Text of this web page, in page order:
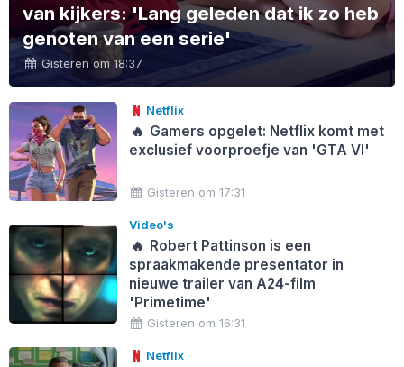
van kijkers: 'Lang geleden dat ik zo heb
genoten van een serie'
Gisteren om 18:37
Netflix
🔥 Gamers opgelet: Netflix komt met
exclusief voorproefje van 'GTA VI'
Gisteren om 17:31
Video's
🔥 Robert Pattinson is een
spraakmakende presentator in
nieuwe trailer van A24-film
'Primetime'
Gisteren om 16:31
Netflix